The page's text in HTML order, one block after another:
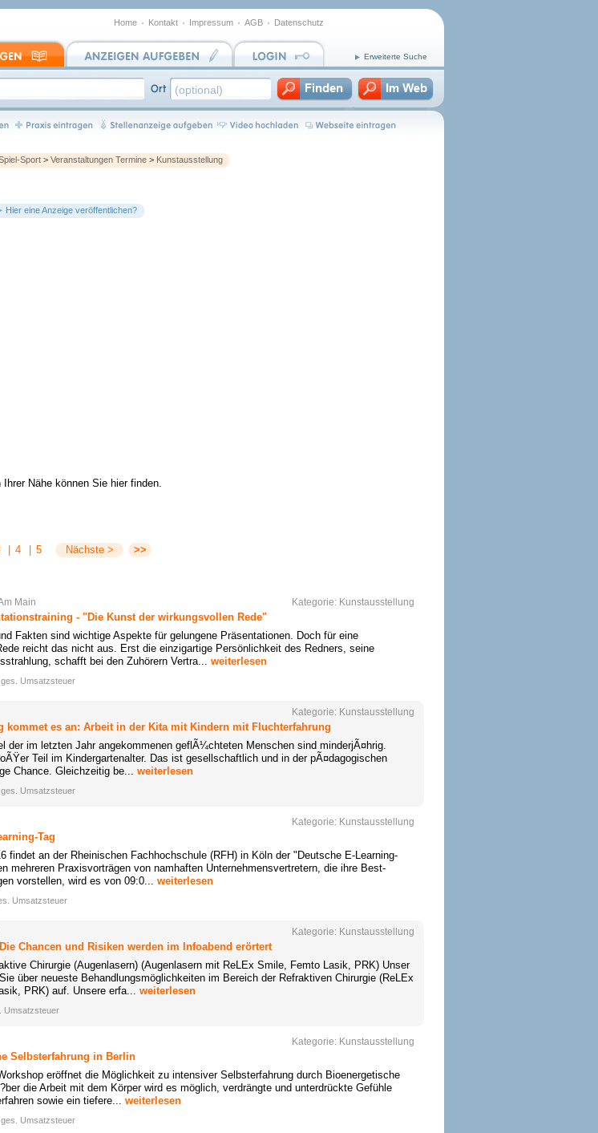
Home Kontakt Impressum AGB Datenschutz
Erweiterte Suche
Sport > Veranstaltungen Termine > Kunstausstellung
Hier eine Anzeige veröffentlichen?
Nähe können Sie hier finden.
4 5 Nächste > >>
Main Kategorie: Kunstausstellung
- "Die Kunst der wirkungsvollen Rede"
Fakten sind wichtige Aspekte für gelungene Präsentationen. Doch für eine
reicht das nicht aus. Erst die einzigartige Persönlichkeit des Redners, seine
schafft bei den Zuhörern Vertra... weiterlesen
Umsatzsteuer
Kategorie: Kunstausstellung
kommet es an: Arbeit in der Kita mit Kindern mit Fluchterfahrung
der im letzten Jahr angekommenen geflÃ¼chteten Menschen sind minderjÃ¤hrig.
Teil im Kindergartenalter. Das ist gesellschaftlich und in der pÃ¤dagogischen
Chance. Gleichzeitig be... weiterlesen
Umsatzsteuer
Kategorie: Kunstausstellung
Tag
findet an der Rheinischen Fachhochschule (RFH) in Köln der "Deutsche E-Learning-
mehreren Praxisvorträgen von namhaften Unternehmensvertretern, die ihre Best-
vorstellen, wird es von 09:0... weiterlesen
Umsatzsteuer
Kategorie: Kunstausstellung
Chancen und Risiken werden im Infoabend erörtert
Chirurgie (Augenlasern) (Augenlasern mit ReLEx Smile, Femto Lasik, PRK) Unser
über neueste Behandlungsmöglichkeiten im Bereich der Refraktiven Chirurgie (ReLEx
PRK) auf. Unsere erfa... weiterlesen
Umsatzsteuer
Kategorie: Kunstausstellung
Selbsterfahrung in Berlin
eröffnet die Möglichkeit zu intensiver Selbsterfahrung durch Bioenergetische
die Arbeit mit dem Körper wird es möglich, verdrängte und unterdrückte Gefühle
sowie ein tiefere... weiterlesen
Umsatzsteuer